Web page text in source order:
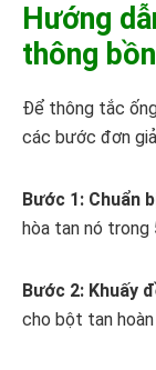
Hướng
thông
Để thông tắc
các bước đơn
Bước 1: Chuẩn
hòa tan nó trong
Bước 2: Khuấy
cho bột tan